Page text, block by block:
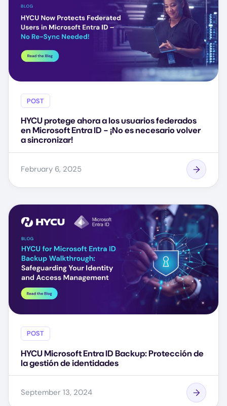
POST
HYCU protege ahora a los usuarios federados
en Microsoft Entra ID - ¡No es necesario volver
a sincronizar!
February 6, 2025
POST
HYCU Microsoft Entra ID Backup: Protección de
la gestión de identidades
September 13, 2024